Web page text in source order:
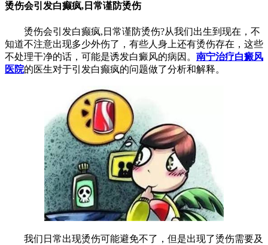
烫伤会引发白癫疯,日常谨防烫伤
烫伤会引发白癫疯,日常谨防烫伤?从我们出生到现在，不
知道不注意出现多少外伤了，有些人身上还有烫伤存在，这些
不处理干净的话，可能是诱发白癜风的病因。 南宁治疗白癜风
医院的医生对于引发白癫疯的问题做了分析和解释。
我们日常出现烫伤可能避免不了，但是出现了烫伤需要及